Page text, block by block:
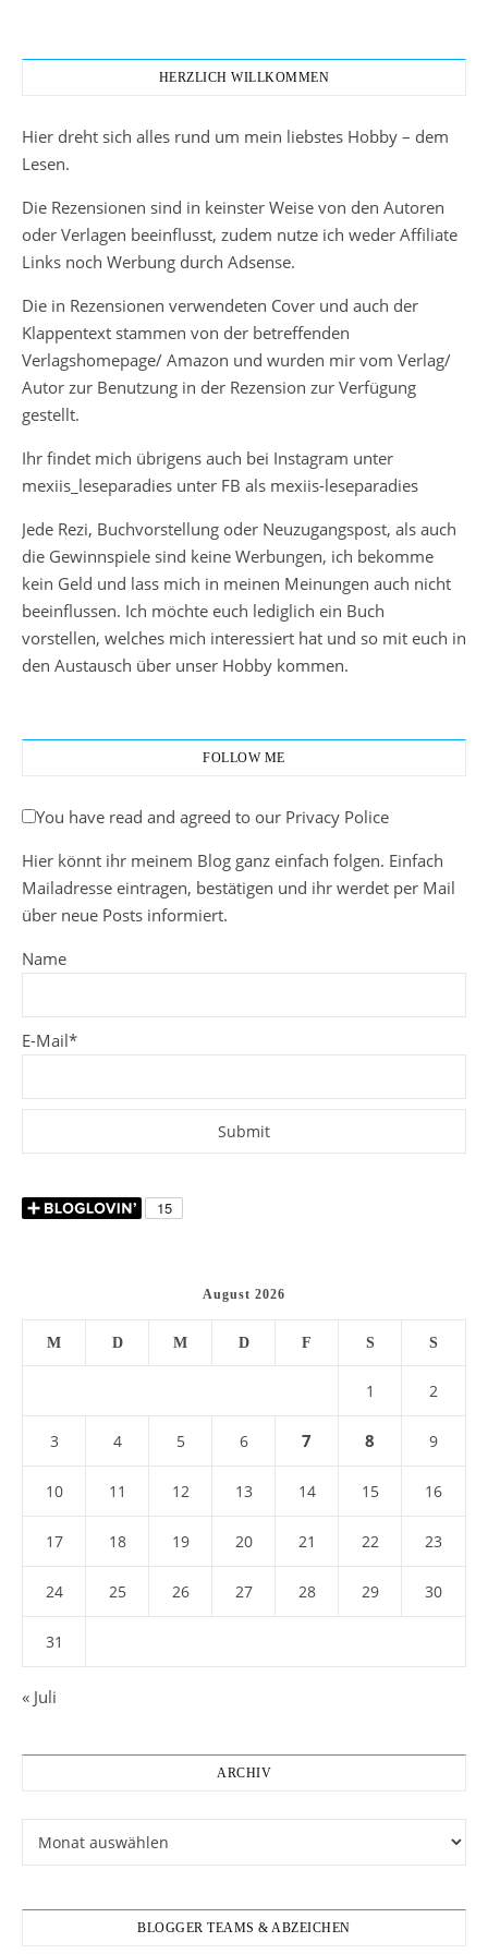
HERZLICH WILLKOMMEN
Hier dreht sich alles rund um mein liebstes Hobby – dem
Lesen.
Die Rezensionen sind in keinster Weise von den Autoren
oder Verlagen beeinflusst, zudem nutze ich weder Affiliate
Links noch Werbung durch Adsense.
Die in Rezensionen verwendeten Cover und auch der
Klappentext stammen von der betreffenden
Verlagshomepage/ Amazon und wurden mir vom Verlag/
Autor zur Benutzung in der Rezension zur Verfügung
gestellt.
Ihr findet mich übrigens auch bei Instagram unter
mexiis_leseparadies unter FB als mexiis-leseparadies
Jede Rezi, Buchvorstellung oder Neuzugangspost, als auch
die Gewinnspiele sind keine Werbungen, ich bekomme
kein Geld und lass mich in meinen Meinungen auch nicht
beeinflussen. Ich möchte euch lediglich ein Buch
vorstellen, welches mich interessiert hat und so mit euch in
den Austausch über unser Hobby kommen.
FOLLOW ME
You have read and agreed to our Privacy Police
Hier könnt ihr meinem Blog ganz einfach folgen. Einfach
Mailadresse eintragen, bestätigen und ihr werdet per Mail
über neue Posts informiert.
Name
E-Mail*
August 2026
M D M D F S S
1 2
3 4 5 6 7 8 9
10 11 12 13 14 15 16
17 18 19 20 21 22 23
24 25 26 27 28 29 30
31
« Juli
ARCHIV
BLOGGER TEAMS & ABZEICHEN